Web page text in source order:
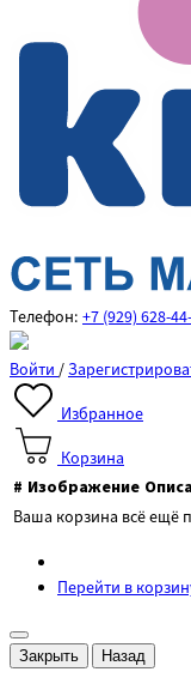
Телефон: +7 (929) 628-
Войти /
Избранное
Корзина
# Изображение
Ваша корзина всё ещё
Перейти в
Закрыть Назад